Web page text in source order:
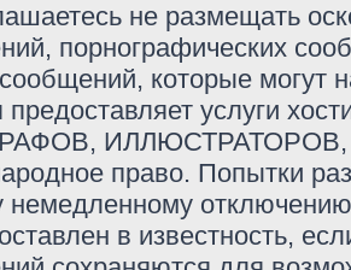
не размещать
порнографических
которые могут
предоставляет услуги
право. Попытки
в известность,